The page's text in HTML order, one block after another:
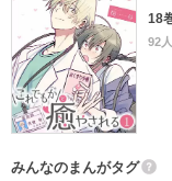
18
92人
みんなのまんがタグ